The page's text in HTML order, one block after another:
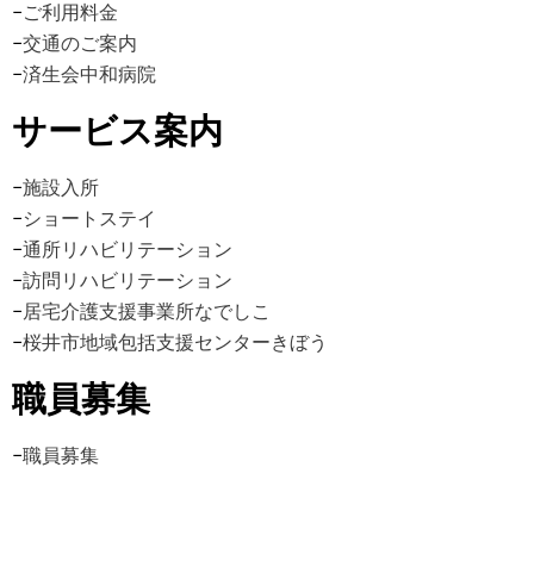
−ご利用料金
−交通のご案内
−済生会中和病院
サービス案内
−施設入所
−ショートステイ
−通所リハビリテーション
−訪問リハビリテーション
−居宅介護支援事業所なでしこ
−桜井市地域包括支援センターきぼう
職員募集
−職員募集